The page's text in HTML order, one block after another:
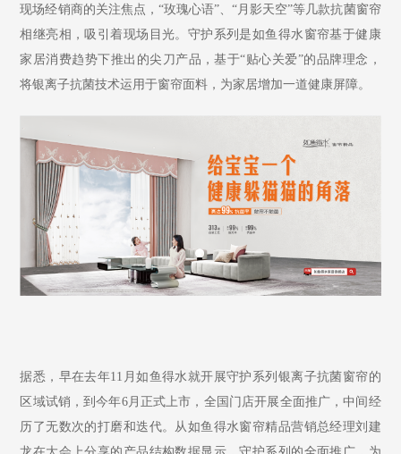
现场经销商的关注焦点， “玫瑰心语”、“月影天空”等几款抗菌窗帘
相继亮相，吸引着现场目光。守护系列是如鱼得水窗帘基于健康
家居消费趋势下推出的尖刀产品，基于“贴心关爱”的品牌理念，
将银离子抗菌技术运用于窗帘面料，为家居增加一道健康屏障。
据悉，早在去年11月如鱼得水就开展守护系列银离子抗菌窗帘的
区域试销，到今年6月正式上市，全国门店开展全面推广，中间经
历了无数次的打磨和迭代。从如鱼得水窗帘精品营销总经理刘建